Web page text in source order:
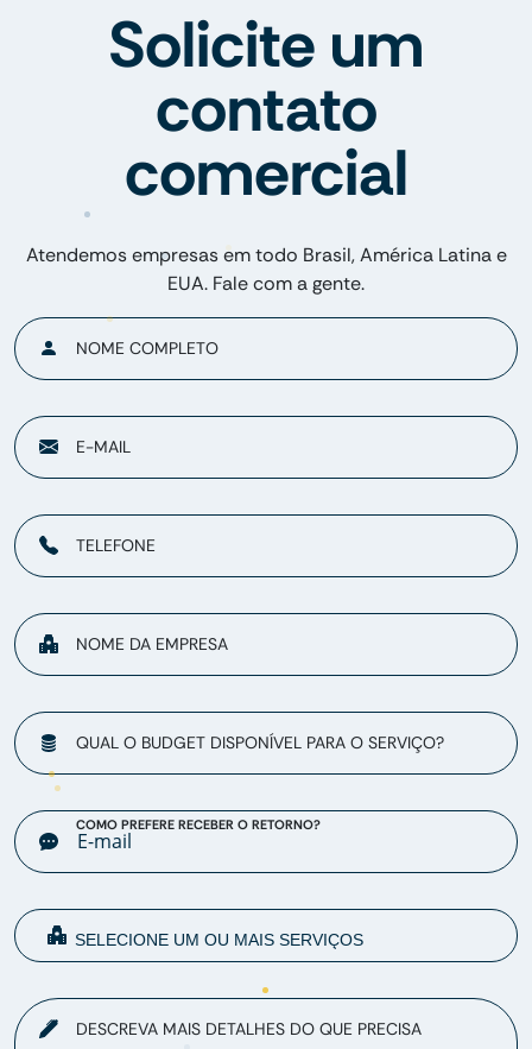
Solicite um
contato
comercial
Atendemos empresas em todo Brasil, América Latina e
EUA. Fale com a gente.
NOME COMPLETO
E-MAIL
TELEFONE
NOME DA EMPRESA
QUAL O BUDGET DISPONÍVEL PARA O SERVIÇO?
COMO PREFERE RECEBER O RETORNO?
DESCREVA MAIS DETALHES DO QUE PRECISA